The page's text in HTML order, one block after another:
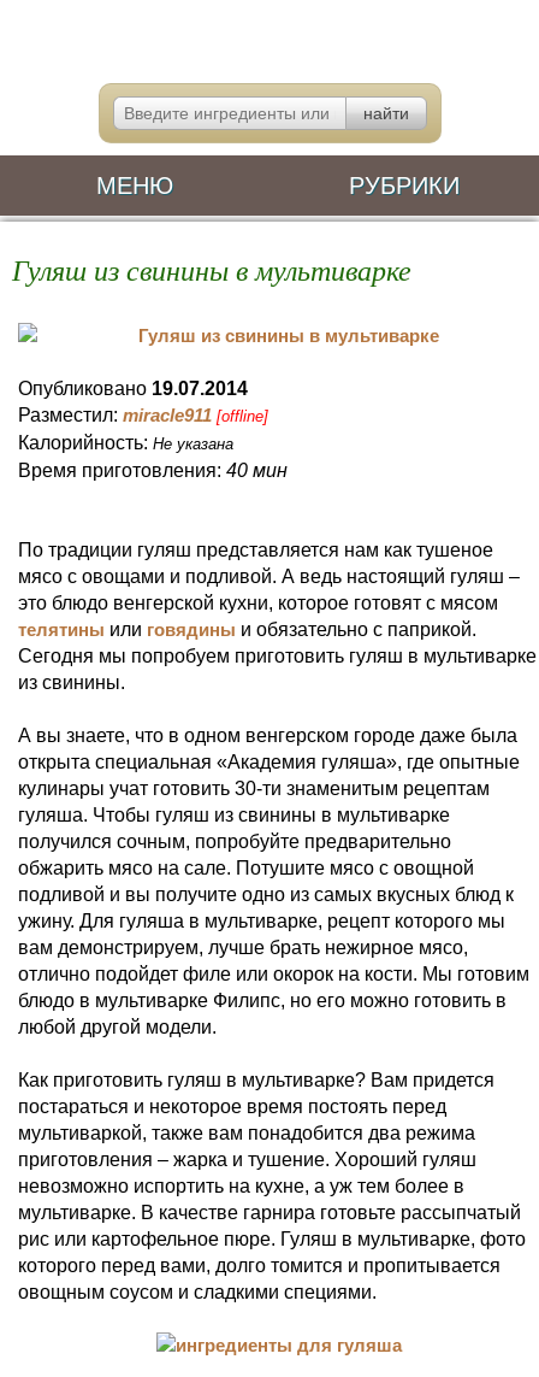
МЕНЮ РУБРИКИ
Гуляш из свинины в мультиварке
Опубликовано 19.07.2014
Разместил: miracle911 [offline]
Калорийность: Не указана
Время приготовления: 40 мин
По традиции гуляш представляется нам как тушеное
мясо с овощами и подливой. А ведь настоящий гуляш –
это блюдо венгерской кухни, которое готовят с мясом
телятины или говядины и обязательно с паприкой.
Сегодня мы попробуем приготовить гуляш в мультиварке
из свинины.
А вы знаете, что в одном венгерском городе даже была
открыта специальная «Академия гуляша», где опытные
кулинары учат готовить 30-ти знаменитым рецептам
гуляша. Чтобы гуляш из свинины в мультиварке
получился сочным, попробуйте предварительно
обжарить мясо на сале. Потушите мясо с овощной
подливой и вы получите одно из самых вкусных блюд к
ужину. Для гуляша в мультиварке, рецепт которого мы
вам демонстрируем, лучше брать нежирное мясо,
отлично подойдет филе или окорок на кости. Мы готовим
блюдо в мультиварке Филипс, но его можно готовить в
любой другой модели.
Как приготовить гуляш в мультиварке? Вам придется
постараться и некоторое время постоять перед
мультиваркой, также вам понадобится два режима
приготовления – жарка и тушение. Хороший гуляш
невозможно испортить на кухне, а уж тем более в
мультиварке. В качестве гарнира готовьте рассыпчатый
рис или картофельное пюре. Гуляш в мультиварке, фото
которого перед вами, долго томится и пропитывается
овощным соусом и сладкими специями.